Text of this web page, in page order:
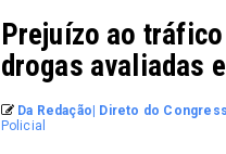
Prejuízo ao
drogas avaliadas
Da Redação| Direto do
Policial